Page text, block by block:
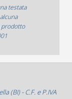
testata
prodotto
(BI) - C.F. e P.IVA